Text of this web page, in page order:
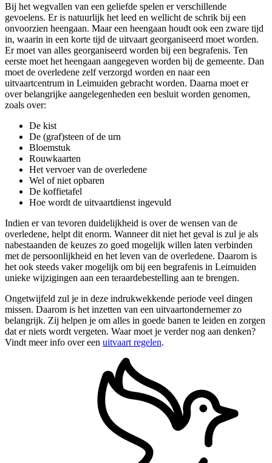
Bij het wegvallen van een geliefde spelen er verschillende
gevoelens. Er is natuurlijk het leed en wellicht de schrik bij een
onvoorzien heengaan. Maar een heengaan houdt ook een zware tijd
in, waarin in een korte tijd de uitvaart georganiseerd moet worden.
Er moet van alles georganiseerd worden bij een begrafenis. Ten
eerste moet het heengaan aangegeven worden bij de gemeente. Dan
moet de overledene zelf verzorgd worden en naar een
uitvaartcentrum in Leimuiden gebracht worden. Daarna moet er
over belangrijke aangelegenheden een besluit worden genomen,
zoals over:
De kist
De (graf)steen of de urn
Bloemstuk
Rouwkaarten
Het vervoer van de overledene
Wel of niet opbaren
De koffietafel
Hoe wordt de uitvaartdienst ingevuld
Indien er van tevoren duidelijkheid is over de wensen van de
overledene, helpt dit enorm. Wanneer dit niet het geval is zul je als
nabestaanden de keuzes zo goed mogelijk willen laten verbinden
met de persoonlijkheid en het leven van de overledene. Daarom is
het ook steeds vaker mogelijk om bij een begrafenis in Leimuiden
unieke wijzigingen aan een teraardebestelling aan te brengen.
Ongetwijfeld zul je in deze indrukwekkende periode veel dingen
missen. Daarom is het inzetten van een uitvaartondernemer zo
belangrijk. Zij helpen je om alles in goede banen te leiden en zorgen
dat er niets wordt vergeten. Waar moet je verder nog aan denken?
Vindt meer info over een uitvaart regelen.